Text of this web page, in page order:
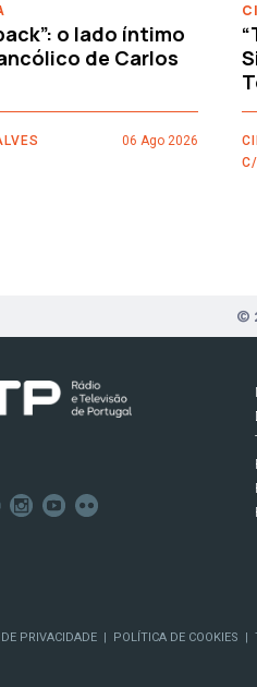
o lado íntimo
de Carlos
06 Ago 2026
©
PRIVACIDADE POLÍTICA DE COOKIES